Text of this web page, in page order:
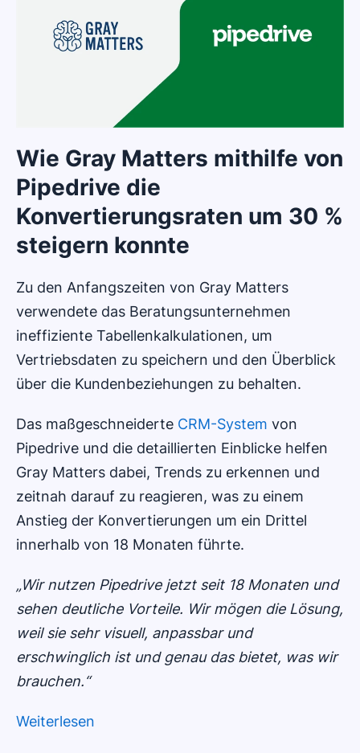
Wie Gray Matters mithilfe von
Pipedrive die
Konvertierungsraten um 30 %
steigern konnte
Zu den Anfangszeiten von Gray Matters
verwendete das Beratungsunternehmen
ineffiziente Tabellenkalkulationen, um
Vertriebsdaten zu speichern und den Überblick
über die Kundenbeziehungen zu behalten.
Das maßgeschneiderte CRM-System von
Pipedrive und die detaillierten Einblicke helfen
Gray Matters dabei, Trends zu erkennen und
zeitnah darauf zu reagieren, was zu einem
Anstieg der Konvertierungen um ein Drittel
innerhalb von 18 Monaten führte.
„Wir nutzen Pipedrive jetzt seit 18 Monaten und
sehen deutliche Vorteile. Wir mögen die Lösung,
weil sie sehr visuell, anpassbar und
erschwinglich ist und genau das bietet, was wir
brauchen.“
Weiterlesen